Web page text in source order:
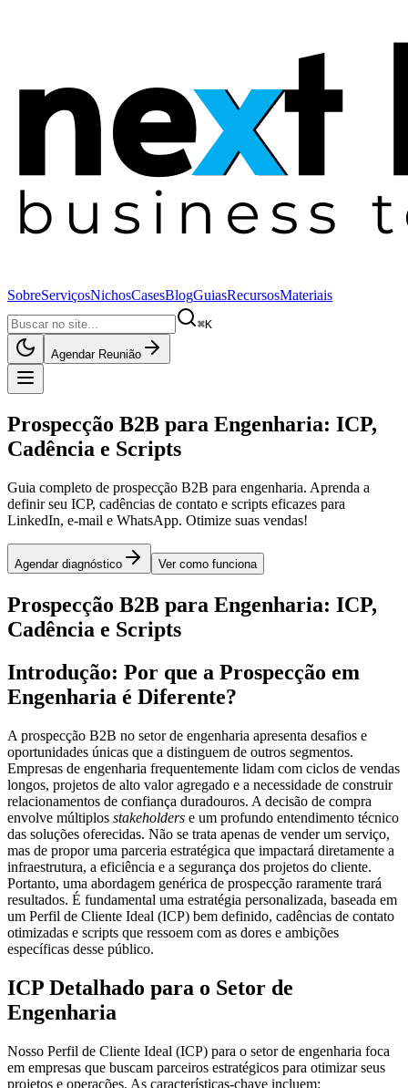
SobreServiçosNichosCasesBlogGuiasRecursosMateriais
⌘K
Agendar Reunião
Prospecção B2B para Engenharia: ICP,
Cadência e Scripts
Guia completo de prospecção B2B para engenharia. Aprenda a
definir seu ICP, cadências de contato e scripts eficazes para
LinkedIn, e-mail e WhatsApp. Otimize suas vendas!
Agendar diagnóstico Ver como funciona
Prospecção B2B para Engenharia: ICP,
Cadência e Scripts
Introdução: Por que a Prospecção em
Engenharia é Diferente?
A prospecção B2B no setor de engenharia apresenta desafios e
oportunidades únicas que a distinguem de outros segmentos.
Empresas de engenharia frequentemente lidam com ciclos de vendas
longos, projetos de alto valor agregado e a necessidade de construir
relacionamentos de confiança duradouros. A decisão de compra
envolve múltiplos stakeholders e um profundo entendimento técnico
das soluções oferecidas. Não se trata apenas de vender um serviço,
mas de propor uma parceria estratégica que impactará diretamente a
infraestrutura, a eficiência e a segurança dos projetos do cliente.
Portanto, uma abordagem genérica de prospecção raramente trará
resultados. É fundamental uma estratégia personalizada, baseada em
um Perfil de Cliente Ideal (ICP) bem definido, cadências de contato
otimizadas e scripts que ressoem com as dores e ambições
específicas desse público.
ICP Detalhado para o Setor de
Engenharia
Nosso Perfil de Cliente Ideal (ICP) para o setor de engenharia foca
em empresas que buscam parceiros estratégicos para otimizar seus
projetos e operações. As características-chave incluem: